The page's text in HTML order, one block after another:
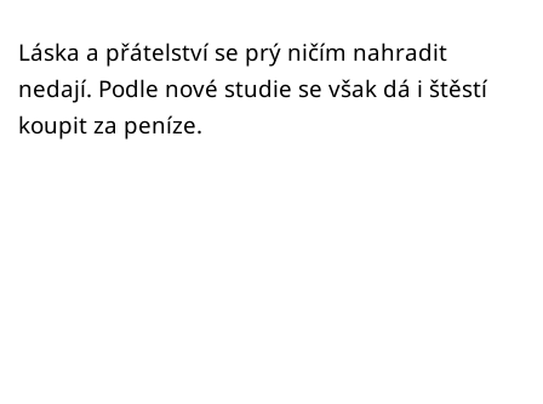
Sledujte nás
Láska a přátelství se prý ničím nahradit
nedají. Podle nové studie se však dá i štěstí
koupit za peníze.